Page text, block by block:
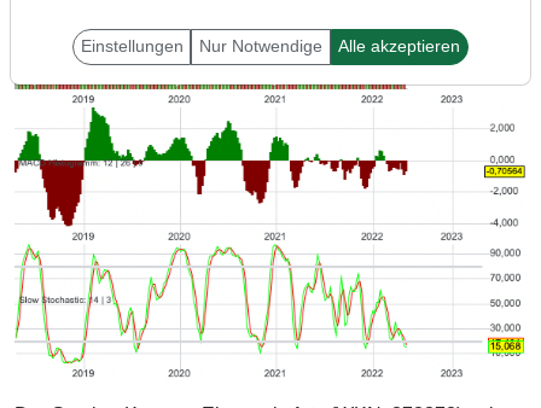
Einstellungen Nur Notwendige Alle akzeptieren